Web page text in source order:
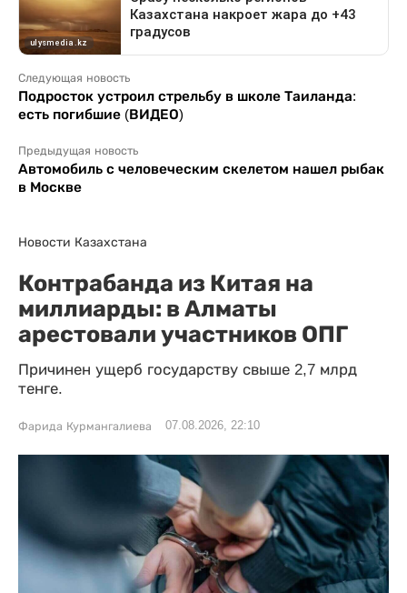
Следующая новость
Подросток устроил стрельбу в школе Таиланда:
есть погибшие (ВИДЕО)
Предыдущая новость
Автомобиль с человеческим скелетом нашел рыбак
в Москве
Новости Казахстана
Контрабанда из Китая на
миллиарды: в Алматы
арестовали участников ОПГ
Причинен ущерб государству свыше 2,7 млрд
тенге.
Фарида Курмангалиева 07.08.2026, 22:10